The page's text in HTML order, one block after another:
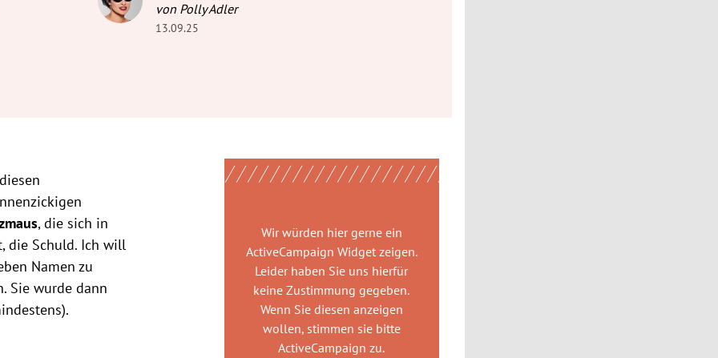
von Polly Adler
13.09.25
, die sich in
die Schuld. Ich will
Namen zu
Sie wurde dann
Wir würden hier gerne ein
ActiveCampaign Widgetzeigen.
Leider haben Sie uns hierfür
keine Zustimmung gegeben.
Wenn Sie diesen anzeigen
wollen, stimmen sie bitte
ActiveCampaign zu.